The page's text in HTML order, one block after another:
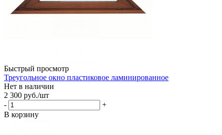
Быстрый просмотр
Треугольное окно пластиковое ламинированное
Нет в наличии
2 300 руб./шт
-
+
В корзину